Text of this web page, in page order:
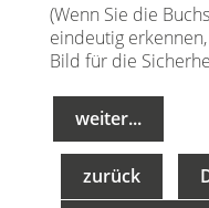
(Wenn Sie die
eindeutig
Bild für die
zurück